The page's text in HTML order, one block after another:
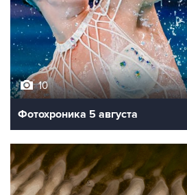
10
Фотохроника 5 августа